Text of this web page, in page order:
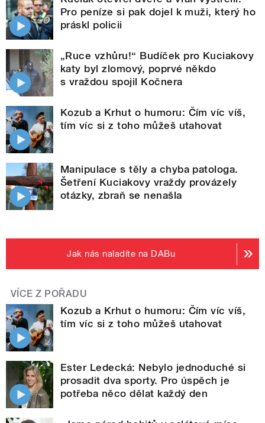
Pro peníze si pak dojel k muži, který ho
práskl policii
„Ruce vzhůru!“ Budíček pro Kuciakovy
katy byl zlomový, poprvé někdo
s vraždou spojil Kočnera
Kozub a Krhut o humoru: Čím víc víš,
tím víc si z toho můžeš utahovat
Manipulace s těly a chyba patologa.
Šetření Kuciakovy vraždy provázely
otázky, zbraň se nenašla
Jak nás naladíte na DABu
VÍCE Z POŘADU
Kozub a Krhut o humoru: Čím víc víš,
tím víc si z toho můžeš utahovat
Ester Ledecká: Nebylo jednoduché si
prosadit dva sporty. Pro úspěch je
potřeba něco dělat každý den